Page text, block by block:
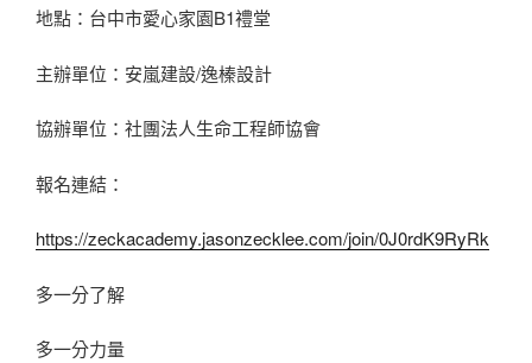
地點：台中市愛心家園B1禮堂
主辦單位：安嵐建設/逸榛設計
協辦單位：社團法人生命工程師協會
報名連結：
https://zeckacademy.jasonzecklee.com/join/0J0rdK9RyRk
多一分了解
多一分力量